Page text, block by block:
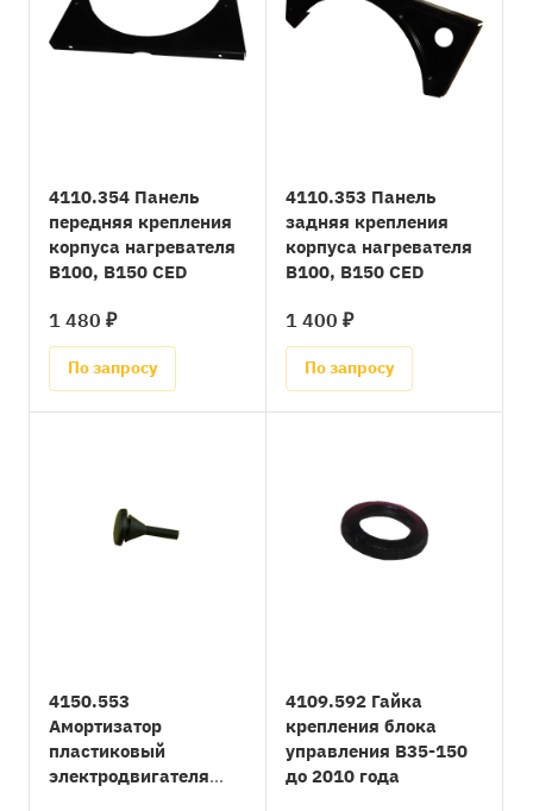
4110.354 Панель
передняя крепления
корпуса нагревателя
B100, B150 CED
1 480 ₽
По запросу
4110.353 Панель
задняя крепления
корпуса нагревателя
B100, B150 CED
1 400 ₽
По запросу
4150.553
Амортизатор
пластиковый
электродвигателя
4109.592 Гайка
крепления блока
управления B35-150
до 2010 года